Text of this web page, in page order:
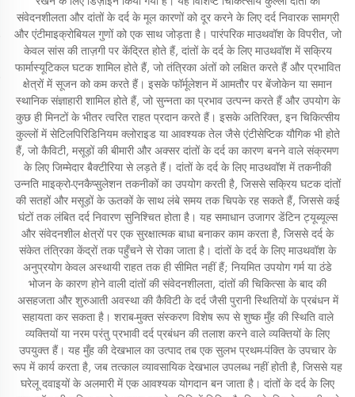
संवेदनशीलता और दांतों के दर्द के मूल कारणों को दूर करने के लिए दर्द निवारक सामग्री
और एंटीमाइक्रोबियल गुणों को एक साथ जोड़ता है। पारंपरिक माउथवॉश के विपरीत, जो
केवल सांस की ताज़गी पर केंद्रित होते हैं, दांतों के दर्द के लिए माउथवॉश में सक्रिय
फार्मास्यूटिकल घटक शामिल होते हैं, जो तंत्रिका अंतों को लक्षित करते हैं और प्रभावित
क्षेत्रों में सूजन को कम करते हैं। इसके फॉर्मूलेशन में आमतौर पर बेंजोकेन या समान
स्थानिक संज्ञाहारी शामिल होते हैं, जो सुन्नता का प्रभाव उत्पन्न करते हैं और उपयोग के
कुछ ही मिनटों के भीतर त्वरित राहत प्रदान करते हैं। इसके अतिरिक्त, इन चिकित्सीय
कुल्लों में सेटिलपिरिडिनियम क्लोराइड या आवश्यक तेल जैसे एंटीसेप्टिक यौगिक भी होते
हैं, जो कैविटी, मसूड़ों की बीमारी और अक्सर दांतों के दर्द का कारण बनने वाले संक्रमण
के लिए जिम्मेदार बैक्टीरिया से लड़ते हैं। दांतों के दर्द के लिए माउथवॉश में तकनीकी
उन्नति माइक्रो-एनकैप्सुलेशन तकनीकों का उपयोग करती है, जिससे सक्रिय घटक दांतों
की सतहों और मसूड़ों के ऊतकों के साथ लंबे समय तक चिपके रह सकते हैं, जिससे कई
घंटों तक लंबित दर्द निवारण सुनिश्चित होता है। यह समाधान उजागर डेंटिन ट्यूब्यूल्स
और संवेदनशील क्षेत्रों पर एक सुरक्षात्मक बाधा बनाकर काम करता है, जिससे दर्द के
संकेत तंत्रिका केंद्रों तक पहुँचने से रोका जाता है। दांतों के दर्द के लिए माउथवॉश के
अनुप्रयोग केवल अस्थायी राहत तक ही सीमित नहीं हैं; नियमित उपयोग गर्म या ठंडे
भोजन के कारण होने वाली दांतों की संवेदनशीलता, दांतों की चिकित्सा के बाद की
असहजता और शुरुआती अवस्था की कैविटी के दर्द जैसी पुरानी स्थितियों के प्रबंधन में
सहायता कर सकता है। शराब-मुक्त संस्करण विशेष रूप से शुष्क मुँह की स्थिति वाले
व्यक्तियों या नरम परंतु प्रभावी दर्द प्रबंधन की तलाश करने वाले व्यक्तियों के लिए
उपयुक्त हैं। यह मुँह की देखभाल का उत्पाद तब एक सुलभ प्रथम-पंक्ति के उपचार के
रूप में कार्य करता है, जब तत्काल व्यावसायिक देखभाल उपलब्ध नहीं होती है, जिससे यह
घरेलू दवाइयों के अलमारी में एक आवश्यक योगदान बन जाता है। दांतों के दर्द के लिए